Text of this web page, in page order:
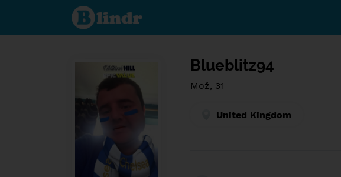
Find out
what's
under
network.
Blueblitz94
Mož, 31
United Kingdom